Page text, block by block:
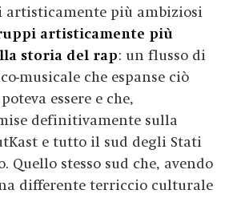
artisticamente più ambiziosi
artisticamente più
storia del rap: un flusso di
musicale che espanse ciò
essere e che,
definitivamente sulla
e tutto il sud degli Stati
Quello stesso sud che, avendo
differente terriccio culturale